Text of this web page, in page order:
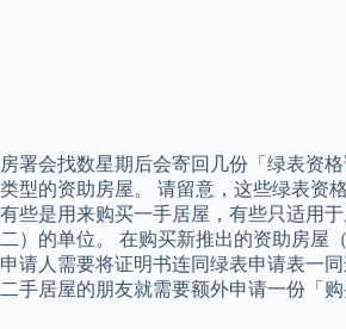
房署会找数星期后会寄回几份「绿表资
类型的资助房屋。 请留意，这些绿表资
有些是用来购买一手居屋，有些只适用
二）的单位。 在购买新推出的资助房屋
申请人需要将证明书连同绿表申请表一
二手居屋的朋友就需要额外申请一份「购